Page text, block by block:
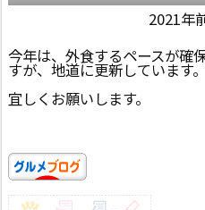
2021年
今年は、外食するペースが確
すが、地道に更新しています。
宜しくお願いします。